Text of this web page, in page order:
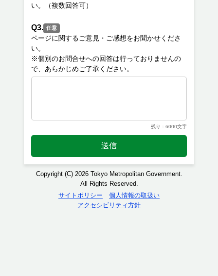
Q3. 任意
ページに関するご意見・ご感想をお聞かせくださ
い。
※個別のお問合せへの回答は行っておりませんの
残り：6000文字
送信
Copyright (C) 2026 Tokyo Metropolitan Government.
All Rights Reserved.
サイトポリシー
個人情報の取扱い
アクセシビリティ方針